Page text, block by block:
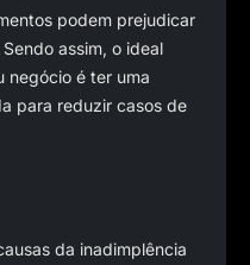
podem prejudicar
assim, o ideal
negócio é ter uma
para reduzir casos de
da inadimplência